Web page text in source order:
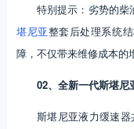
特别提示：劣势的柴
堪尼亚整套后处理系统
障，不仅带来维修成本的
02、全新一代斯堪尼
斯堪尼亚液力缓速